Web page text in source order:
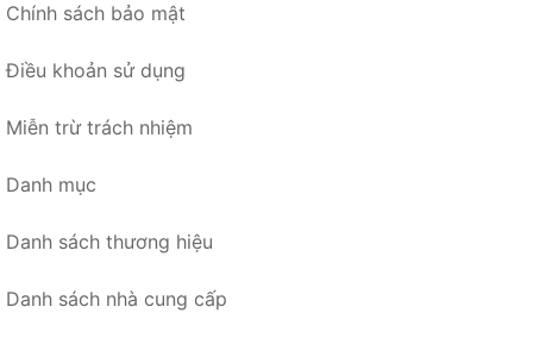
Chính sách bảo mật
Điều khoản sử dụng
Miễn trừ trách nhiệm
Danh mục
Danh sách thương hiệu
Danh sách nhà cung cấp